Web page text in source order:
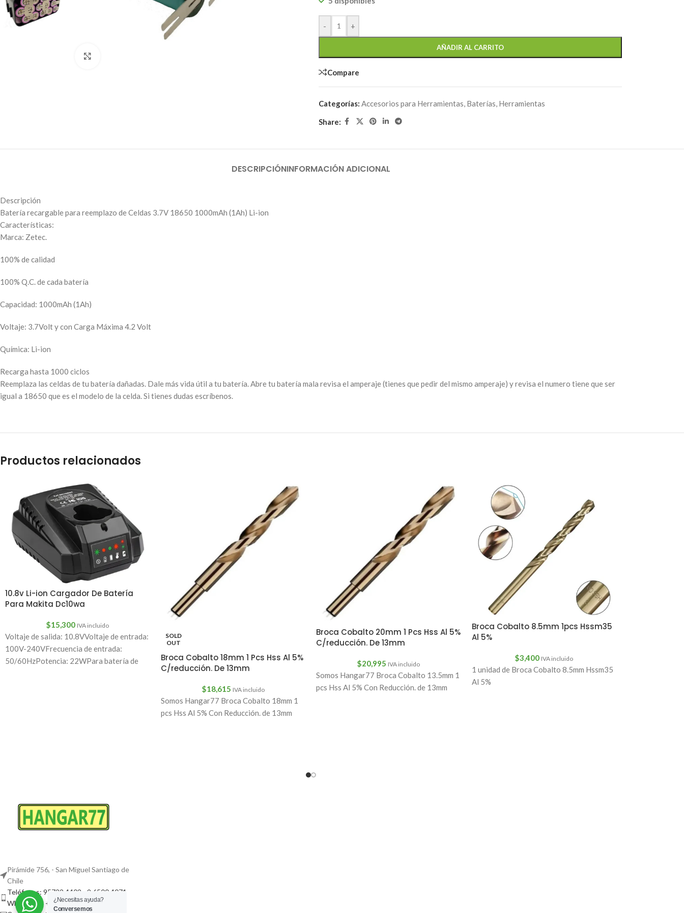
- +
AÑADIR AL CARRITO
Compare
Categorías: Accesorios para Herramientas, Baterías, Herramientas
Share:
DESCRIPCIÓNINFORMACIÓN ADICIONAL
Descripción
Batería recargable para reemplazo de Celdas 3.7V 18650 1000mAh (1Ah) Li-ion
Características:
Marca: Zetec.
100% de calidad
100% Q.C. de cada batería
Capacidad: 1000mAh (1Ah)
Voltaje: 3.7Volt y con Carga Máxima 4.2 Volt
Química: Li-ion
Recarga hasta 1000 ciclos
Reemplaza las celdas de tu batería dañadas. Dale más vida útil a tu batería. Abre tu batería mala revisa el amperaje (tienes que pedir del mismo amperaje) y revisa el numero tiene que ser
igual a 18650 que es el modelo de la celda. Si tienes dudas escríbenos.
Productos relacionados
10.8v Li-ion Cargador De Batería
Para Makita Dc10wa
$15,300 IVA incluido
Voltaje de salida: 10.8VVoltaje de entrada:
100V-240VFrecuencia de entrada:
50/60HzPotencia: 22WPara batería de
SOLD
OUT
Broca Cobalto 18mm 1 Pcs Hss Al 5%
C/reducción. De 13mm
$18,615 IVA incluido
Somos Hangar77 Broca Cobalto 18mm 1
pcs Hss Al 5% Con Reducción. de 13mm
Broca Cobalto 20mm 1 Pcs Hss Al 5%
C/reducción. De 13mm
$20,995 IVA incluido
Somos Hangar77 Broca Cobalto 13.5mm 1
pcs Hss Al 5% Con Reducción. de 13mm
Broca Cobalto 8.5mm 1pcs Hssm35
Al 5%
$3,400 IVA incluido
1 unidad de Broca Cobalto 8.5mm Hssm35
Al 5%
Pirámide 756, - San Miguel Santiago de
Chile
Teléfonos: 95722 4402 - 9 6500 4071
WhatsApp: +569 9677 1671
¿Necesitas ayuda?
Conversemos